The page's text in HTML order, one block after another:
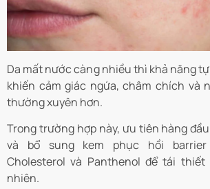
Da mất nước càng nhiều thì khả năng
khiến cảm giác ngứa, châm chích và
thường xuyên hơn.
Trong trường hợp này, ưu tiên hàng
và bổ sung kem phục hồi barrier
Cholesterol và Panthenol để tái
nhiên.